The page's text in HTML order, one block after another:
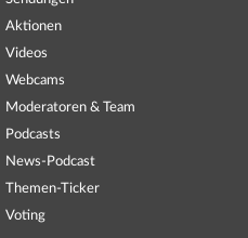
Aktionen
Videos
Webcams
Moderatoren & Team
Podcasts
News-Podcast
Themen-Ticker
Voting